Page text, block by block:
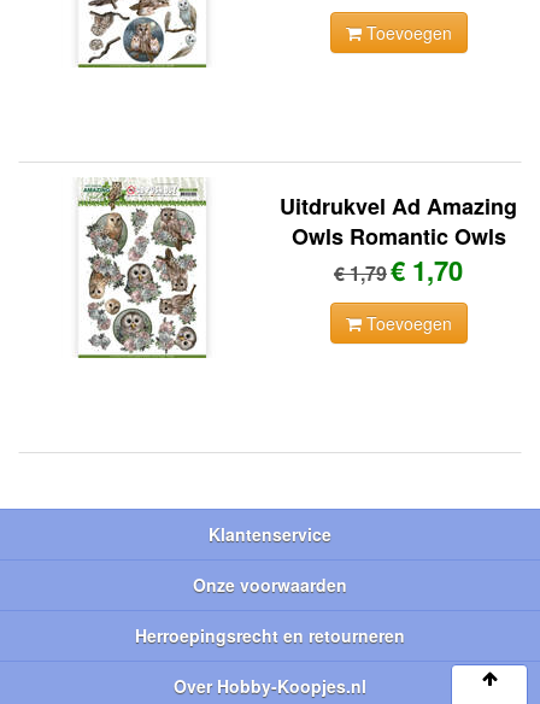
Toevoegen
Uitdrukvel Ad Amazing
Owls Romantic Owls
€ 1,79€ 1,70
Toevoegen
Klantenservice
Onze voorwaarden
Herroepingsrecht en retourneren
Over Hobby-Koopjes.nl